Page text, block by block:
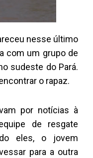
nesse último
com um grupo de
sudeste do Pará.
o rapaz.
por notícias à
de resgate
eles, o jovem
para a outra